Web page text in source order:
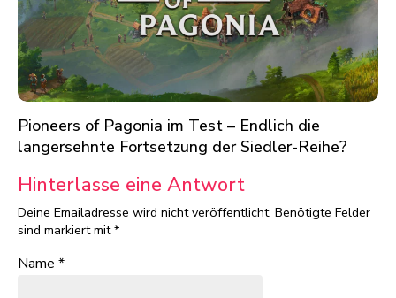
Pioneers of Pagonia im Test – Endlich die
langersehnte Fortsetzung der Siedler-Reihe?
Hinterlasse eine Antwort
Deine Emailadresse wird nicht veröffentlicht. Benötigte Felder
sind markiert mit*
Name *